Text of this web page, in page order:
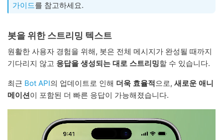
가이드를 참고하세요.
봇을 위한 스트리밍 텍스트
원활한 사용자 경험을 위해, 봇은 전체 메시지가 완성될 때까지
기다리지 않고 응답을 생성되는 대로 스트리밍할 수 있습니다.
최근 Bot API의 업데이트로 인해 더욱 효율적으로, 새로운 애니
메이션이 포함된 더 빠른 응답이 가능해졌습니다.